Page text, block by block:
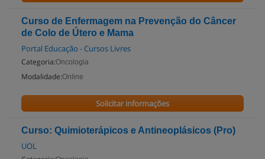
Curso de Enfermagem na Prevenção do Câncer
de Colo de Útero e Mama
Portal Educação - Cursos Livres
Categoria:Oncologia
Modalidade:Online
Solicitar informações
Curso: Quimioterápicos e Antineoplásicos (Pro)
UOL